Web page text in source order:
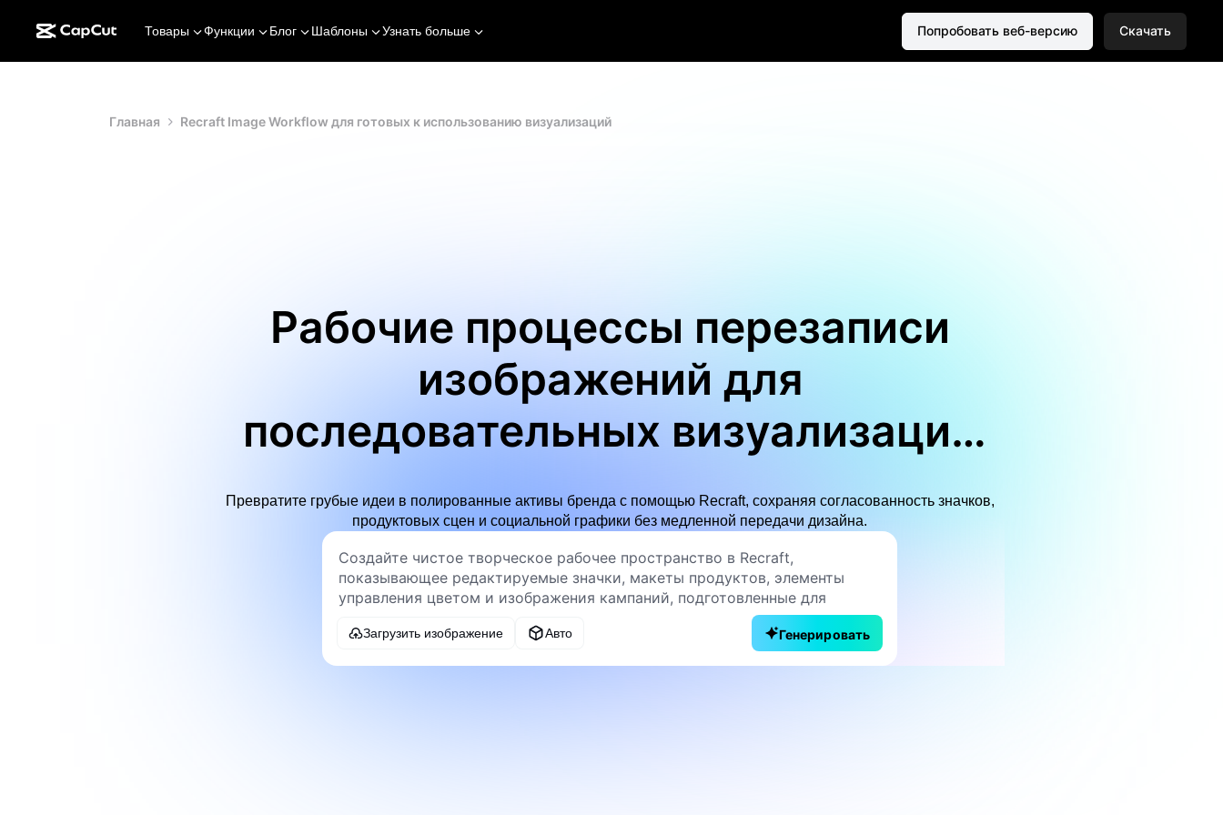
Товары Функции Блог Шаблоны Узнать больше Попробовать веб-версию Скачать
Главная Recraft Image Workflow для готовых к использованию визуализаций
Рабочие процессы перезаписи
изображений для
последовательных визуализаций
бренда
Превратите грубые идеи в полированные активы бренда с помощью Recraft, сохраняя согласованность значков,
продуктовых сцен и социальной графики без медленной передачи дизайна.
Загрузить изображение Авто Генерировать